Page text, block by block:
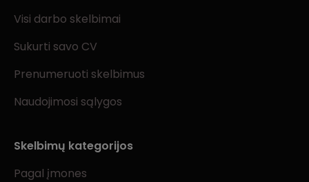
Visi darbo skelbimai
Sukurti savo CV
Prenumeruoti skelbimus
Naudojimosi sąlygos
Skelbimų kategorijos
Pagal įmones